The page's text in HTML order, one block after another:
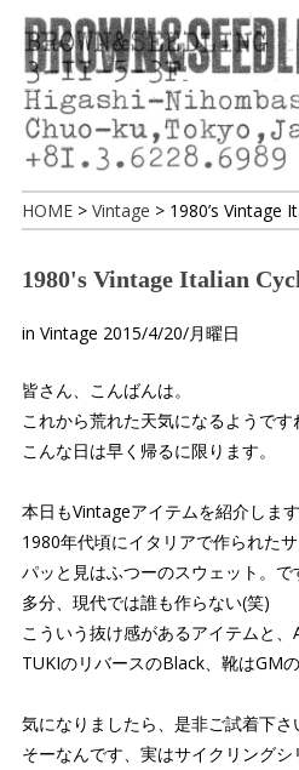
HOME >Vintage > 1980’s Vintage
1980's Vintage Italian
inVintage 2015/4/20/月曜日
皆さん、こんばんは。
これから荒れた天気になるようです
こんな日は早く帰るに限ります。
本日もVintageアイテムを紹介します
1980年代頃にイタリアで作られた
パッと見はふつーのスウェット。
多分、現代では誰も作らない(笑)
こういう抜け感があるアイテムと
TUKIのリバースのBlack、靴はGM
気になりましたら、是非ご試着下さ
そーなんです、実はサイクリングシ